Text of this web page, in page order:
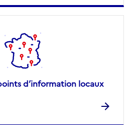
d’information locaux